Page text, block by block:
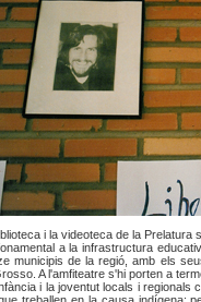
i la videoteca de la
a la infrastructura
municipis de la regió, amb els
A l'amfiteatre s'hi porten a
i la joventut locals i